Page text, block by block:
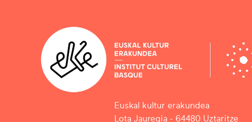
Euskal kultur erakundea
Lota Jauregia - 64480 Uztaritze